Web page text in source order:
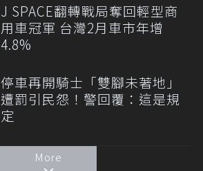
J SPACE翻轉戰局奪回輕型商
用車冠軍 台灣2月車市年增
4.8%
停車再開騎士「雙腳未著地」
遭罰引民怨！警回覆：這是規
定
More